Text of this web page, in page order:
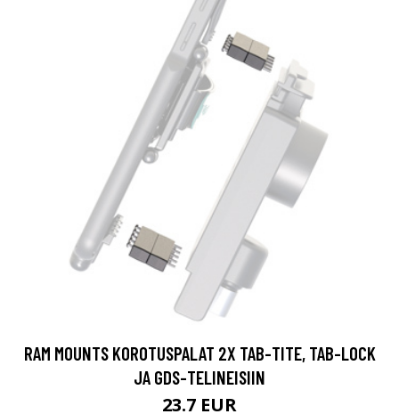
RAM MOUNTS KOROTUSPALAT 2X TAB-TITE, TAB-LOCK
JA GDS-TELINEISIIN
23.7 EUR